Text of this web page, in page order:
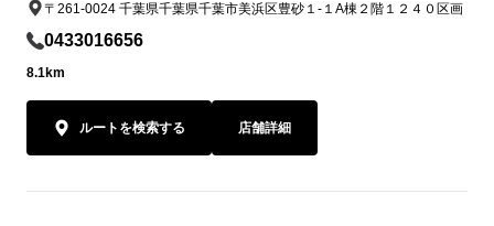
〒261-0024 千葉県千葉県千葉市美浜区豊砂１-１A棟２階１２４０区画
0433016656
8.1km
ルートを検索する 店舗詳細